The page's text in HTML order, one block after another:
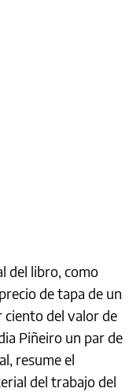
del libro, como
de tapa de un
ciento del valor de
Piñeiro un par de
resume el
del trabajo del